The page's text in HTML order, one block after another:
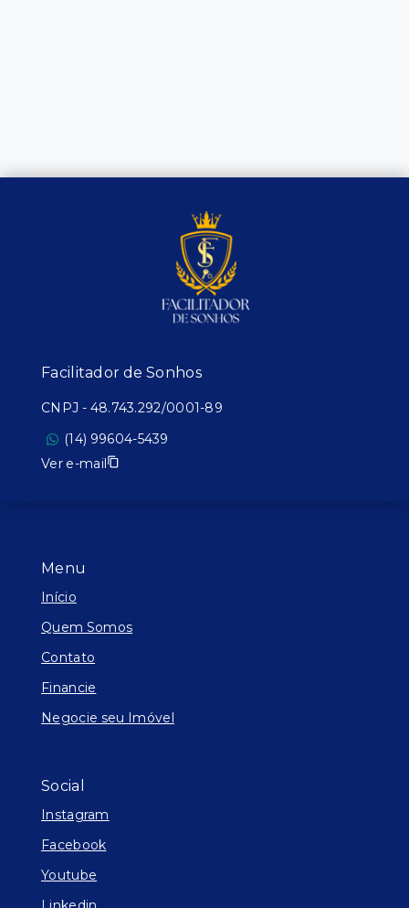
Menu
Início
Quem Somos
Contato
Financie
Negocie seu Imóvel
Social
Instagram
Facebook
Youtube
Facilitador de Sonhos
CNPJ - 48.743.292/0001-89
(14) 99604-5439
Ver e-mail